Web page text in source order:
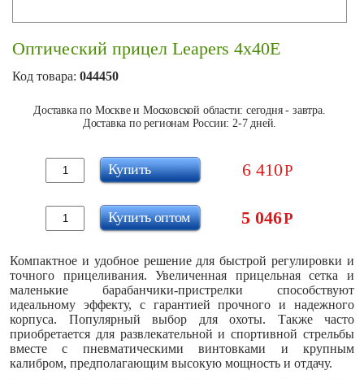
Оптический прицел Leapers 4x40E
Код товара: 044450
Доставка по Москве и Московской области: сегодня - завтра.
Доставка по регионам России: 2-7 дней.
6 410Р
Купить
5 046Р
Купить оптом
Компактное и удобное решение для быстрой регулировки и
точного прицеливания. Увеличенная прицельная сетка и
маленькие барабанчики-пристрелки способствуют
идеальному эффекту, с гарантией прочного и надежного
корпуса. Популярный выбор для охоты. Также часто
приобретается для развлекательной и спортивной стрельбы
вместе с пневматическими винтовками и крупным
калибром, предполагающим высокую мощность и отдачу.